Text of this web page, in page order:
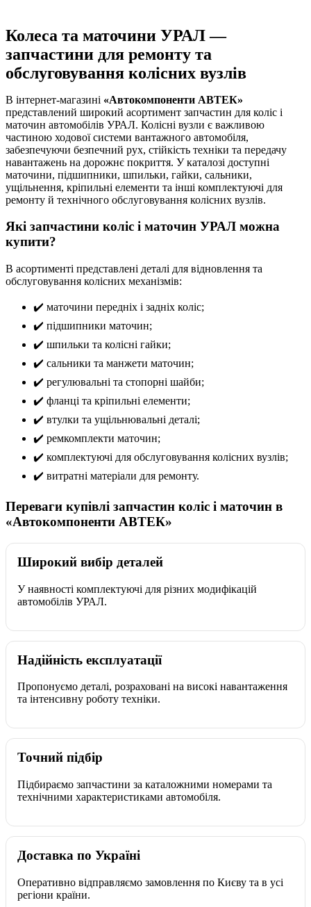
Колеса та маточини УРАЛ —
запчастини для ремонту та
обслуговування колісних вузлів
В інтернет-магазині «Автокомпоненти АВТЕК»
представлений широкий асортимент запчастин для коліс і
маточин автомобілів УРАЛ. Колісні вузли є важливою
частиною ходової системи вантажного автомобіля,
забезпечуючи безпечний рух, стійкість техніки та передачу
навантажень на дорожнє покриття. У каталозі доступні
маточини, підшипники, шпильки, гайки, сальники,
ущільнення, кріпильні елементи та інші комплектуючі для
ремонту й технічного обслуговування колісних вузлів.
Які запчастини коліс і маточин УРАЛ можна
купити?
В асортименті представлені деталі для відновлення та
обслуговування колісних механізмів:
✔️ маточини передніх і задніх коліс;
✔️ підшипники маточин;
✔️ шпильки та колісні гайки;
✔️ сальники та манжети маточин;
✔️ регулювальні та стопорні шайби;
✔️ фланці та кріпильні елементи;
✔️ втулки та ущільнювальні деталі;
✔️ ремкомплекти маточин;
✔️ комплектуючі для обслуговування колісних вузлів;
✔️ витратні матеріали для ремонту.
Переваги купівлі запчастин коліс і маточин в
«Автокомпоненти АВТЕК»
Широкий вибір деталей
У наявності комплектуючі для різних модифікацій
автомобілів УРАЛ.
Надійність експлуатації
Пропонуємо деталі, розраховані на високі навантаження
та інтенсивну роботу техніки.
Точний підбір
Підбираємо запчастини за каталожними номерами та
технічними характеристиками автомобіля.
Доставка по Україні
Оперативно відправляємо замовлення по Києву та в усі
регіони країни.